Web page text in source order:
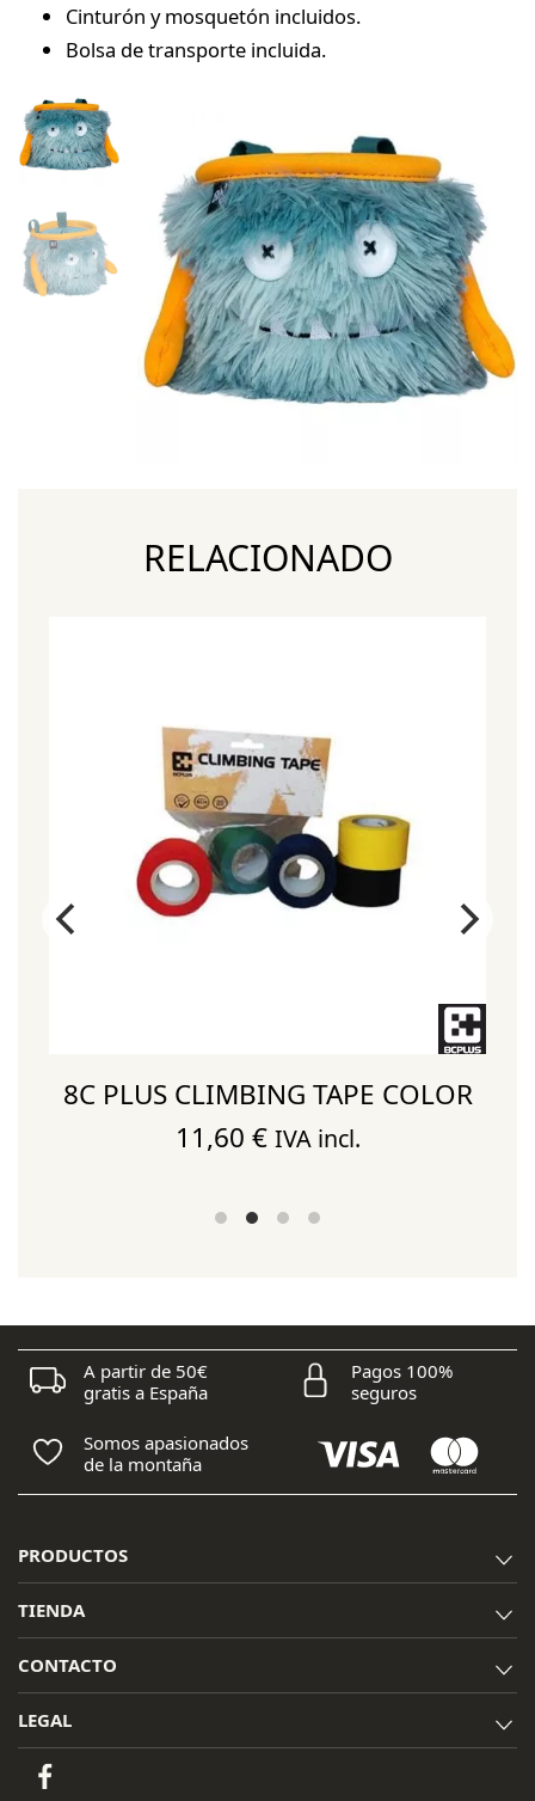
Cinturón y mosquetón incluidos.
Bolsa de transporte incluida.
RELACIONADO
8C PLUS CLIMBING TAPE COLOR
11,60 € IVA incl.
A partir de 50€
gratis a España
Pagos 100%
seguros
Somos apasionados
de la montaña
PRODUCTOS
TIENDA
CONTACTO
LEGAL